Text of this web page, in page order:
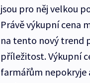
jsou pro něj velkou
Právě výkupní cena
na tento nový trend
příležitost. Výkupní
farmářům nepokryje